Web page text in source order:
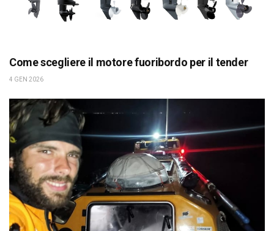
Come scegliere il motore fuoribordo per il tender
4 GEN 2026